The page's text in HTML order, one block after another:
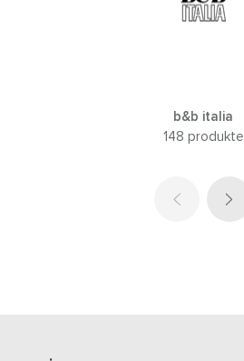
b&b italia
148 produkte